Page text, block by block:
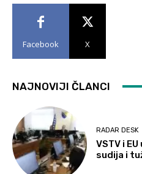
Facebook X
NAJNOVIJI ČLANCI
RADAR DESK
VSTV i
sudija i